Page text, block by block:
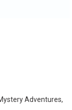
Adventures,